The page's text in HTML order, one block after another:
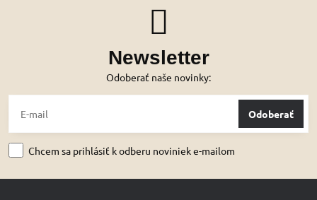
Newsletter
Odoberať naše novinky:
Odoberať
Chcem sa prihlásiť k odberu noviniek e-mailom